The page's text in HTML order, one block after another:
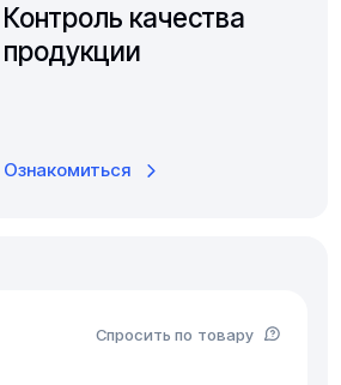
Контроль качества
продукции
Ознакомиться
Спросить по товару